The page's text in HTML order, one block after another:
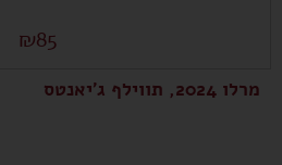
₪85
מרלו 2024, תווילף ג'יאנטס